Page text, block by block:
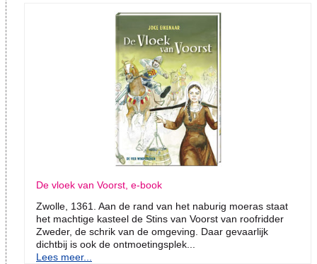
De vloek van Voorst, e-book
Zwolle, 1361. Aan de rand van het naburig moeras staat
het machtige kasteel de Stins van Voorst van roofridder
Zweder, de schrik van de omgeving. Daar gevaarlijk
dichtbij is ook de ontmoetingsplek...
Lees meer...